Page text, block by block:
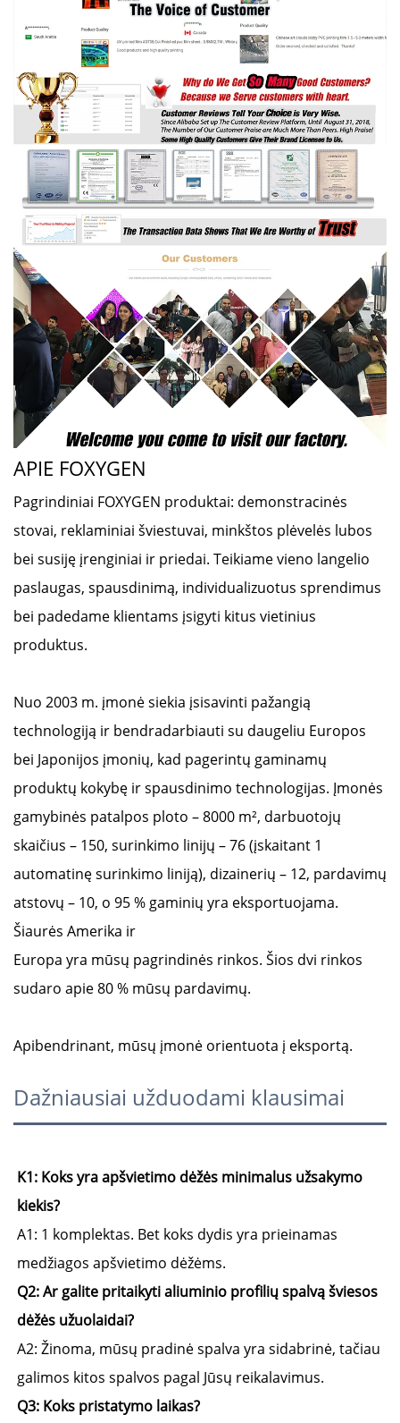
APIE FOXYGEN
Pagrindiniai FOXYGEN produktai: demonstracinės
stovai, reklaminiai šviestuvai, minkštos plėvelės lubos
bei susiję įrenginiai ir priedai. Teikiame vieno langelio
paslaugas, spausdinimą, individualizuotus sprendimus
bei padedame klientams įsigyti kitus vietinius
produktus.
Nuo 2003 m. įmonė siekia įsisavinti pažangią
technologiją ir bendradarbiauti su daugeliu Europos
bei Japonijos įmonių, kad pagerintų gaminamų
produktų kokybę ir spausdinimo technologijas. Įmonės
gamybinės patalpos ploto – 8000 m², darbuotojų
skaičius – 150, surinkimo linijų – 76 (įskaitant 1
automatinę surinkimo liniją), dizainerių – 12, pardavimų
atstovų – 10, o 95 % gaminių yra eksportuojama.
Šiaurės Amerika ir
Europa yra mūsų pagrindinės rinkos. Šios dvi rinkos
sudaro apie 80 % mūsų pardavimų.
Apibendrinant, mūsų įmonė orientuota į eksportą.
Dažniausiai užduodami klausimai
K1: Koks yra apšvietimo dėžės minimalus užsakymo
kiekis?
A1: 1 komplektas. Bet koks dydis yra prieinamas
medžiagos apšvietimo dėžėms.
Q2: Ar galite pritaikyti aliuminio profilių spalvą šviesos
dėžės užuolaidai?
A2: Žinoma, mūsų pradinė spalva yra sidabrinė, tačiau
galimos kitos spalvos pagal Jūsų reikalavimus.
Q3: Koks pristatymo laikas?